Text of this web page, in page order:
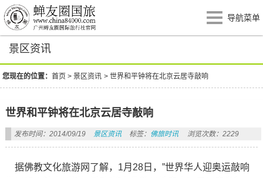
导航菜单
景区资讯
您现在的位置：首页 >景区资讯 >世界和平钟将在北京云居寺敲响
世界和平钟将在北京云居寺敲响
发布时间：2014/09/19 景区资讯 标签： 佛旅时讯 浏览次数：2229
据佛教文化旅游网了解，1月28日，”世界华人迎奥运敲响